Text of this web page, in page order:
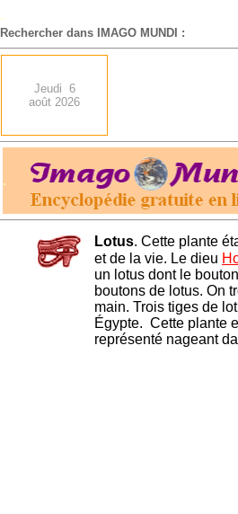
-
Rechercher dans IMAGO MUNDI :
Jeudi 6
août 2026
.
Lotus. Cette plante
et de la vie. Le dieu
un lotus dont le
boutons de lotus. On
main. Trois tiges de
Égypte. Cette plante
représenté nageant